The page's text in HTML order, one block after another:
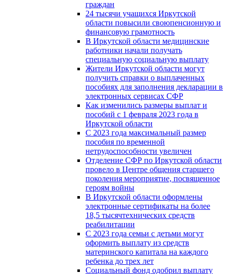
граждан
24 тысячи учащихся Иркутской
области повысили своюпенсионную и
финансовую грамотность
В Иркутской области медицинские
работники начали получать
специальную социальную выплату
Жители Иркутской области могут
получить справки о выплаченных
пособиях для заполнения декларации в
электронных сервисах СФР
Как изменились размеры выплат и
пособий с 1 февраля 2023 года в
Иркутской области
С 2023 года максимальный размер
пособия по временной
нетрудоспособности увеличен
Отделение СФР по Иркутской области
провело в Центре общения старшего
поколения мероприятие, посвященное
героям войны
В Иркутской области оформлены
электронные сертификаты на более
18,5 тысячтехнических средств
реабилитации
С 2023 года семьи с детьми могут
оформить выплату из средств
материнского капитала на каждого
ребенка до трех лет
Социальный фонд одобрил выплату